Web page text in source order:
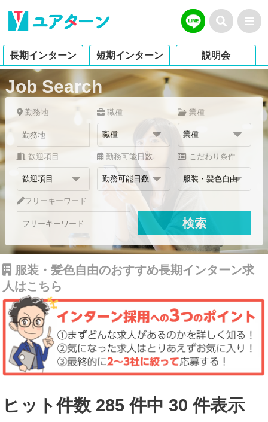
長期インターン 短期インターン 説明会
Job Search
勤務地 職種 業種
歓迎項目 勤務可能日数 こだわり条件
フリーキーワード
服装・髪色自由のおすすめ長期インターン求
人はこちら
ヒット件数 285 件中 30 件表示